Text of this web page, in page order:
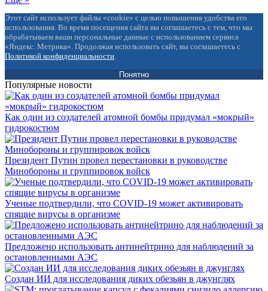
Этот сайт использует файлы «cookie» с целью повышения удобства его
использования. Во время посещения сайта вы соглашаетесь с тем, что мы
обрабатываем ваши персональные данные с использованием сервиса
«Яндекс. Метрика». Продолжая использовать сайт, вы соглашаетесь с
Политикой конфиденциальности.
Понятно
Популярные новости
Как один из создателей атомной бомбы придумал «мокрый»
гидрокостюм
Президент Путин провел перестановки в руководстве
Минобороны и группировок войск
Ученые подтвердили, что COVID-19 может активировать
спящие вирусы в организме
Предложено использовать антинейтрино для наблюдений за
остановленными АЭС
Создан ИИ для исследования диких обезьян в джунглях